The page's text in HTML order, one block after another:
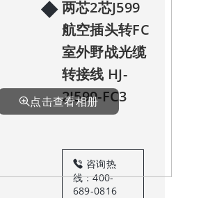
点击查看相册
◆ 两芯2芯J599
航空插头转FC
室外野战光缆
转接线 HJ-
2J599-FC3
咨询热
线：400-
689-0816